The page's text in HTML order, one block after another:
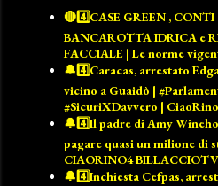
🔴4️⃣CASE GREEN ,
BANCAROTTA IDRICA e
FACCIALE | Le norme
🔔4️⃣Caracas, arrestato
vicino a Guaidò |
#SicuriXDavvero |
🔔4️⃣Il padre di Amy
pagare quasi un milione di
CIAORINO4 BILLACCIOTV
🔔4️⃣Inchiesta Cefpas,